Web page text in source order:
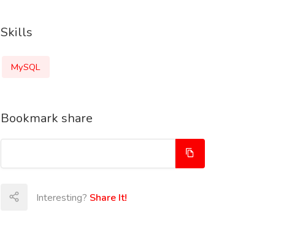
Skills
MySQL
Bookmark share
Interesting? Share It!